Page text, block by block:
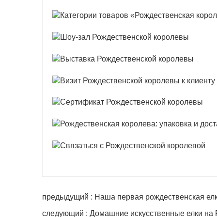
предыдущий : Наша первая рождественская
следующий : Домашние искусственные елки на